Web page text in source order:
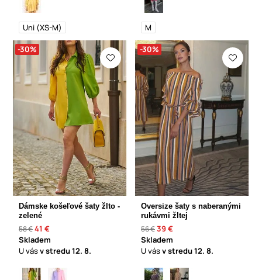
Uni (XS-M) M
-30%
Dámske košeľové šaty žlto -
zelené
58 €41 €
Skladem
U vásv stredu12. 8.
-30%
Oversize šaty s naberanými
rukávmi žltej
56 €39 €
Skladem
U vásv stredu12. 8.